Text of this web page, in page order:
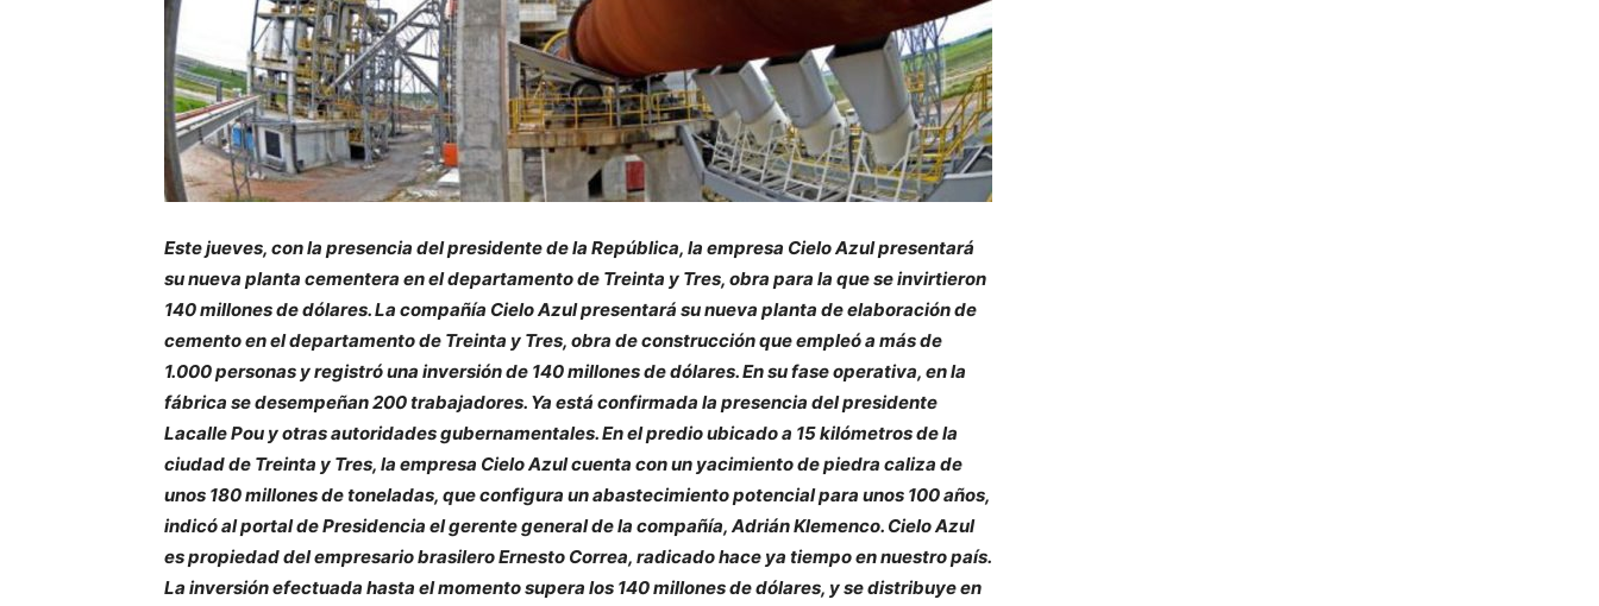
Este jueves, con la presencia del presidente de la República, la empresa Cielo Azul presentará
su nueva planta cementera en el departamento de Treinta y Tres, obra para la que se invirtieron
140 millones de dólares. La compañía Cielo Azul presentará su nueva planta de elaboración de
cemento en el departamento de Treinta y Tres, obra de construcción que empleó a más de
1.000 personas y registró una inversión de 140 millones de dólares. En su fase operativa, en la
fábrica se desempeñan 200 trabajadores. Ya está confirmada la presencia del presidente
Lacalle Pou y otras autoridades gubernamentales. En el predio ubicado a 15 kilómetros de la
ciudad de Treinta y Tres, la empresa Cielo Azul cuenta con un yacimiento de piedra caliza de
unos 180 millones de toneladas, que configura un abastecimiento potencial para unos 100 años,
indicó al portal de Presidencia el gerente general de la compañía, Adrián Klemenco. Cielo Azul
es propiedad del empresario brasilero Ernesto Correa, radicado hace ya tiempo en nuestro país.
La inversión efectuada hasta el momento supera los 140 millones de dólares, y se distribuye en